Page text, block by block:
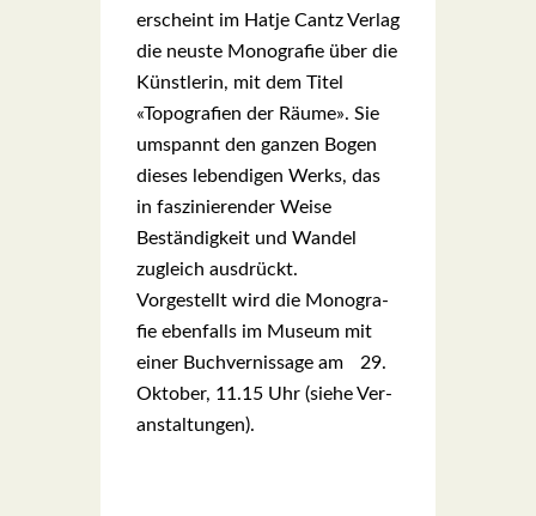
erscheint im Hat­je Cantz Ver­lag
die neus­te Mono­gra­fie über die
Künst­le­rin, mit dem Titel
«Topo­gra­fien der Räu­me». Sie
umspannt den gan­zen Bogen
die­ses leben­di­gen Werks, das
in fas­zi­nie­ren­der Wei­se
Bestän­dig­keit und Wan­del
zugleich aus­drückt.
Vor­ge­stellt wird die Mono­gra­
fie eben­falls im Muse­um mit
einer Buch­ver­nis­sa­ge am 29.
Okto­ber, 11.15 Uhr (sie­he Ver­
an­stal­tun­gen).